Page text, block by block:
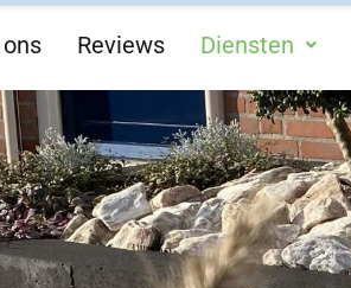
Reviews Diensten